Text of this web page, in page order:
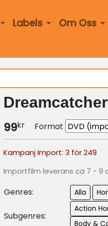
Labels Om Oss
99kr Format
Kampanj Import: 3 för 249
Importfilm leverans ca 7 - 9
Genres: Alla
Subgenres:
Action
Body &